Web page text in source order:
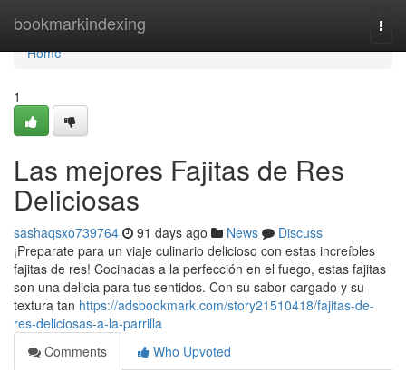
bookmarkindexing
Home
Home
1
Las mejores Fajitas de Res
Deliciosas
sashaqsxo739764 91 days ago News
Discuss
¡Preparate para un viaje culinario delicioso con estas increíbles
fajitas de res! Cocinadas a la perfección en el fuego, estas fajitas
son una delicia para tus sentidos. Con su sabor cargado y su
textura tan https://adsbookmark.com/story21510418/fajitas-de-
res-deliciosas-a-la-parrilla
Comments
Who Upvoted